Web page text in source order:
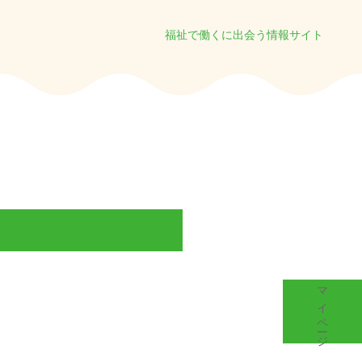
福祉で働くに出会う情報サイト
マイページ